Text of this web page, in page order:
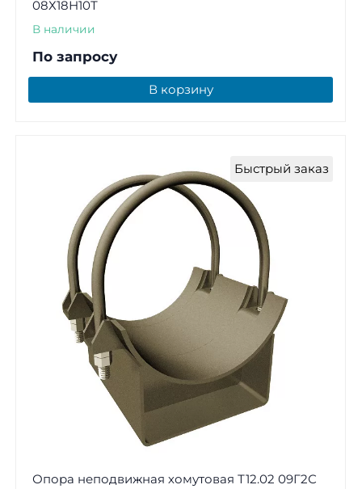
08Х18Н10Т
В наличии
По запросу
В корзину
Быстрый заказ
Опора неподвижная хомутовая Т12.02 09Г2С